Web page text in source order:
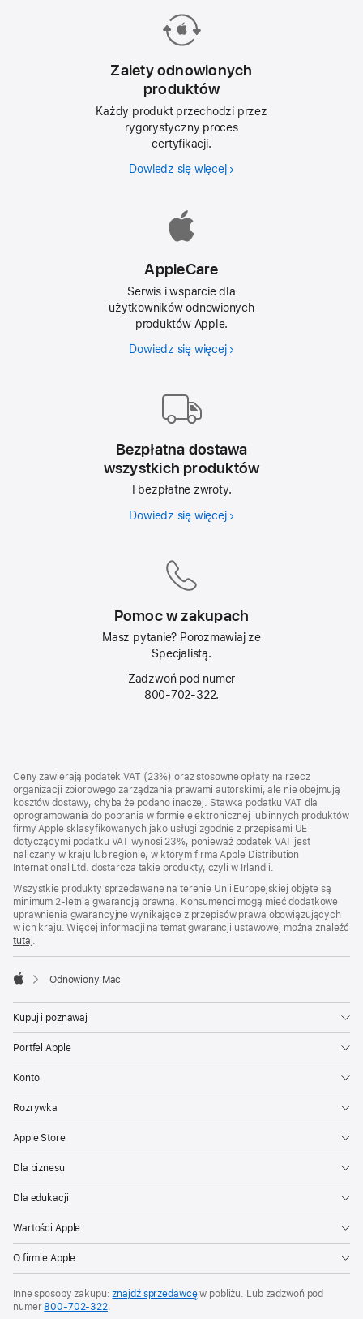
Zalety odnowionych
produktów
Każdy produkt przechodzi przez
rygorystyczny proces
certyfikacji.
Dowiedz się więcejZalety
AppleCare
Serwis i wsparcie dla
użytkowników odnowionych
produktów Apple.
Dowiedz się więcejAppleCare
Bezpłatna dostawa
wszystkich produktów
I bezpłatne zwroty.
Dowiedz się więcejBezpłatna
Pomoc w zakupach
Masz pytanie? Porozmawiaj ze
Specjalistą.
Zadzwoń pod numer
800‑702‑322.
Ceny zawierają podatek VAT (23%) oraz stosowne opłaty na rzecz
organizacji zbiorowego zarządzania prawami autorskimi, ale nie obejmują
kosztów dostawy, chyba że podano inaczej. Stawka podatku VAT dla
oprogramowania do pobrania w formie elektronicznej lub innych produktów
firmy Apple sklasyfikowanych jako usługi zgodnie z przepisami UE
dotyczącymi podatku VAT wynosi 23%, ponieważ podatek VAT jest
naliczany w kraju lub regionie, w którym firma Apple Distribution
International Ltd. dostarcza takie produkty, czyli w Irlandii.
Wszystkie produkty sprzedawane na terenie Unii Europejskiej objęte są
minimum 2-letnią gwarancją prawną. Konsumenci mogą mieć dodatkowe
uprawnienia gwarancyjne wynikające z przepisów prawa obowiązujących
w ich kraju. Więcej informacji na temat gwarancji ustawowej można znaleźć
tutaj
Odnowiony Mac
Kupuj i poznawaj
Portfel Apple
Konto
Rozrywka
Apple Store
Dla biznesu
Dla edukacji
Wartości Apple
O firmie Apple
Inne sposoby zakupu:znajdź sprzedawcęw pobliżu. Lub zadzwoń pod
numer800‑702‑322.